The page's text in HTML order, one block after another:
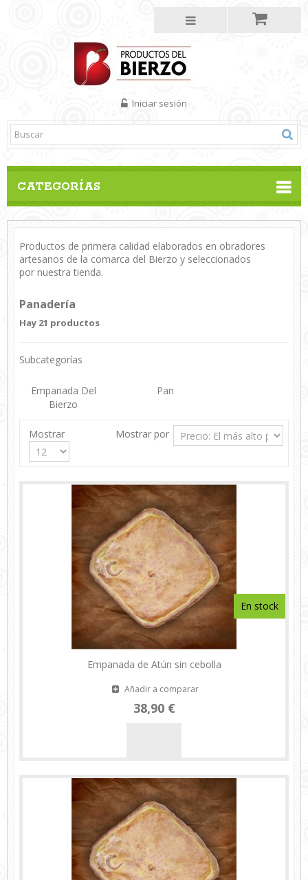
CATEGORÍAS
Iniciar sesión
Productos de primera calidad elaborados en obradores
artesanos de la comarca del Bierzo y seleccionados
por nuestra tienda.
Panadería
Hay 21 productos
Subcategorías
Empanada Del
Bierzo
Pan
Mostrar por
Mostrar
Empanada de Atún sin cebolla
Añadir a comparar
38,90 €
En stock